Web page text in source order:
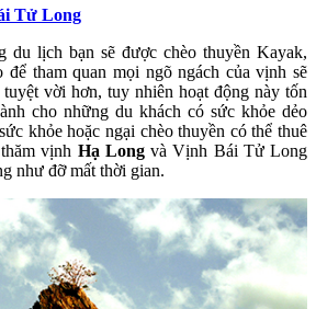
Tử Long
lịch bạn sẽ được chèo thuyền Kayak,
để tham quan mọi ngõ ngách của vịnh sẽ
vời hơn, tuy nhiên hoạt động này tốn
cho những du khách có sức khỏe dẻo
khỏe hoặc ngại chèo thuyền có thể thuê
vịnh Hạ Longvà Vịnh Bái Tử Long
như đỡ mất thời gian.